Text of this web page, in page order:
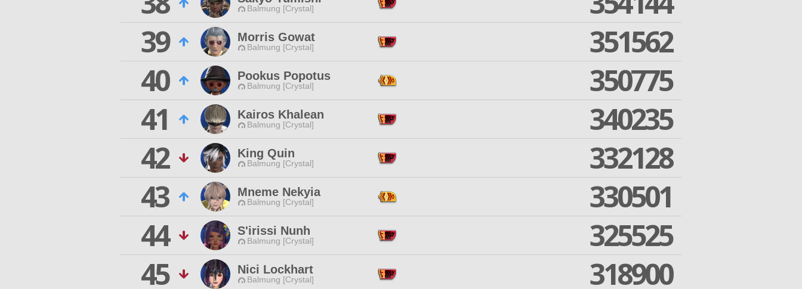
Balmung [Crystal]
39
Morris Gowat
Balmung [Crystal]
351562
40
Pookus Popotus
Balmung [Crystal]
350775
41
Kairos Khalean
Balmung [Crystal]
340235
42
King Quin
Balmung [Crystal]
332128
43
Mneme Nekyia
Balmung [Crystal]
330501
44
S'irissi Nunh
Balmung [Crystal]
325525
45
Nici Lockhart
Balmung [Crystal] 318900